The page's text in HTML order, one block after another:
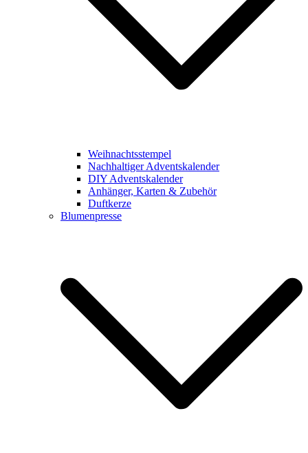
Weihnachtsstempel
Nachhaltiger Adventskalender
DIY Adventskalender
Anhänger, Karten & Zubehör
Duftkerze
Blumenpresse